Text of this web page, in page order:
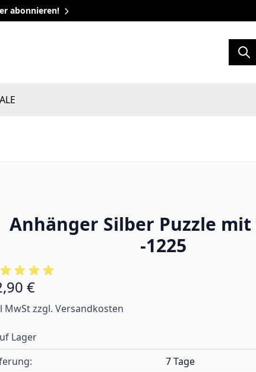
abonnieren!
Anhänger Silber Puzzle
-1225
€
MwSt zzgl. Versandkosten
Lager
7 Tage